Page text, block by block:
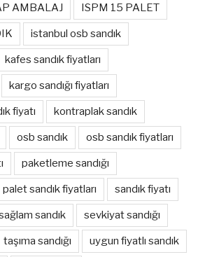
AMBALAJ ISPM 15 PALET
istanbul osb sandık
kafes sandık fiyatları
kargo sandığı fiyatları
fiyatı kontraplak sandık
osb sandık osb sandık fiyatları
paketleme sandığı
palet sandık fiyatları sandık fiyatı
sandık sevkiyat sandığı
taşıma sandığı uygun fiyatlı sandık